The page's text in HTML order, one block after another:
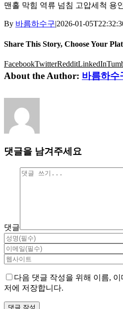
맨홀 막힘 역류 넘침 고압세척 용
By 바름하수구|2026-01-
Share This Story, Choose Your
FacebookTwitterRedditLinkedIn
About the Author: 바름하수
댓글을 남겨주세요
댓글
다음 댓글 작성을 위해 이름,
저에 저장합니다.